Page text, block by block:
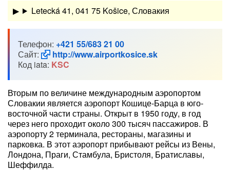
Letecká 41, 041 75 Košice, Словакия
Телефон: +421 55/683 21 00
Сайт:
http://www.airportkosice.sk
Код iata: KSC
Вторым по величине международным аэропортом
Словакии является аэропорт Кошице-Барца в юго-
восточной части страны. Открыт в 1950 году, в год
через него проходит около 300 тысяч пассажиров. В
аэропорту 2 терминала, рестораны, магазины и
парковка. В этот аэропорт прибывают рейсы из Вены,
Лондона, Праги, Стамбула, Бристоля, Братиславы,
Шеффилда.